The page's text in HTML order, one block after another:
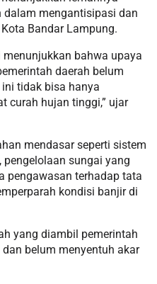
dalam mengantisipasi dan
Bandar Lampung.
bahwa upaya
daerah belum
tidak bisa hanya
curah hujan tinggi,” ujar
mendasar seperti sistem
sungai yang
pengawasan terhadap tata
kondisi banjir di
yang diambil pemerintah
belum menyentuh akar